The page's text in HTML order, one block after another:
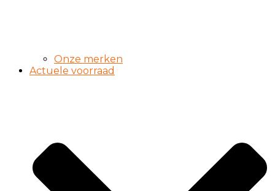
Onze merken
Actuele voorraad